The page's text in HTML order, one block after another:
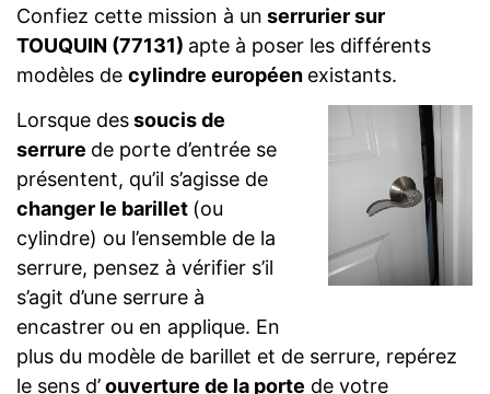
Confiez cette mission à un serrurier sur
TOUQUIN (77131) apte à poser les différents
modèles de cylindre européen existants.
Lorsque dessoucis de
serrure de porte d’entrée se
présentent, qu’il s’agisse de
changer le barillet (ou
cylindre) ou l’ensemble de la
serrure, pensez à vérifier s’il
s’agit d’une serrure à
encastrer ou en applique. En
plus du modèle de barillet et de serrure, repérez
le sens d’ouverture de la porte de votre